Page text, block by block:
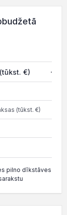
€) -1
(tūkst. €)
pilno dīkstāves